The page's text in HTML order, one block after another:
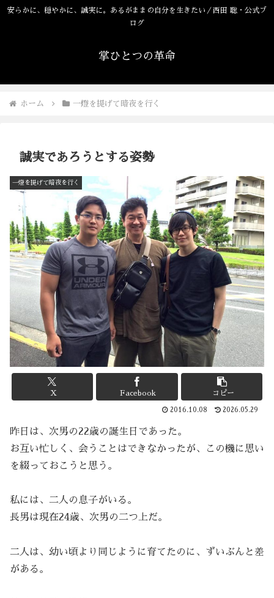
安らかに、穏やかに、誠実に。あるがままの自分を生きたい／西田 聡・公式ブ
ログ
掌ひとつの革命
ホーム 一燈を提げて暗夜を行く
誠実であろうとする姿勢
一燈を提げて暗夜を行く
X Facebook コピー
2016.10.08 2026.05.29
昨日は、次男の22歳の誕生日であった。
お互い忙しく、会うことはできなかったが、この機に思い
を綴っておこうと思う。
私には、二人の息子がいる。
長男は現在24歳、次男の二つ上だ。
二人は、幼い頃より同じように育てたのに、ずいぶんと差
がある。